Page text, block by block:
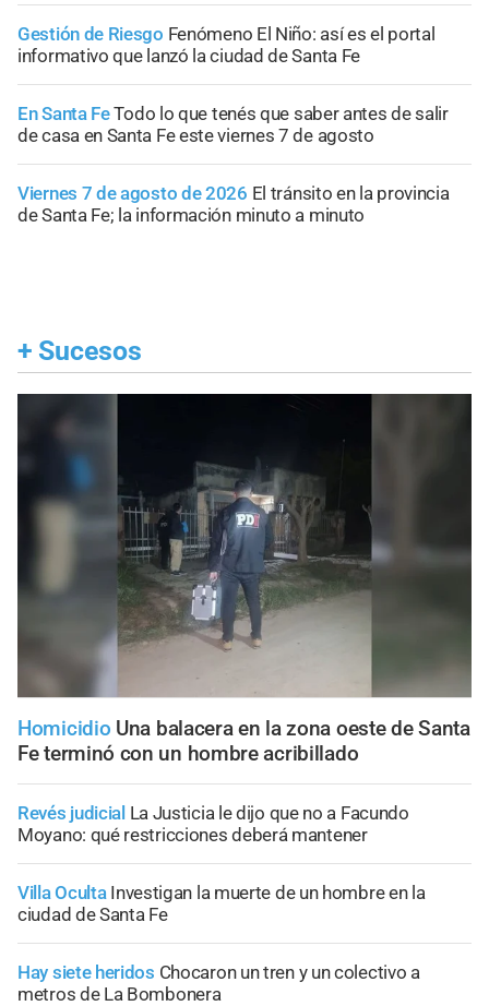
Gestión de Riesgo Fenómeno El Niño: así es el portal
informativo que lanzó la ciudad de Santa Fe
En Santa FeTodo lo que tenés que saber antes de salir
de casa en Santa Fe este viernes 7 de agosto
Viernes 7 de agosto de 2026 El tránsito en la provincia
de Santa Fe; la información minuto a minuto
+ Sucesos
Homicidio Una balacera en la zona oeste de Santa
Fe terminó con un hombre acribillado
Revés judicial La Justicia le dijo que no a Facundo
Moyano: qué restricciones deberá mantener
Villa Oculta Investigan la muerte de un hombre en la
ciudad de Santa Fe
Hay siete heridos Chocaron un tren y un colectivo a
metros de La Bombonera